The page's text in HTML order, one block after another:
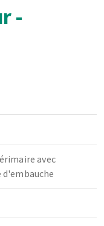
-
avec